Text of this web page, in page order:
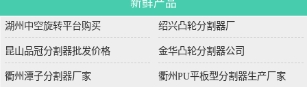
新鲜产品
湖州中空旋转平台购买 绍兴凸轮分割器厂
昆山品冠分割器批发价格 金华凸轮分割器公司
衢州潭子分割器厂家 衢州PU平板型分割器生产厂家